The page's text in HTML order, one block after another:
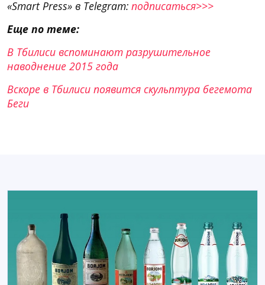
«Smart Press» в Telegram: подписаться>>>
Еще по теме:
В Тбилиси вспоминают разрушительное
наводнение 2015 года
Вскоре в Тбилиси появится скульптура бегемота
Беги